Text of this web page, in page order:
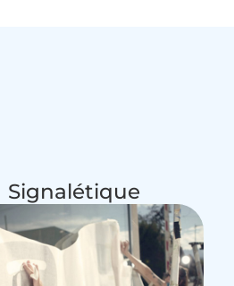
Signalétique